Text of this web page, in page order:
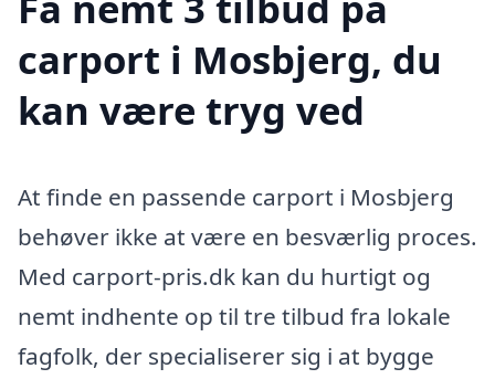
carport i Mosbjerg, du
kan være tryg ved
At finde en passende carport i Mosbjerg
behøver ikke at være en besværlig proces.
Med carport-pris.dk kan du hurtigt og
nemt indhente op til tre tilbud fra lokale
fagfolk, der specialiserer sig i at bygge